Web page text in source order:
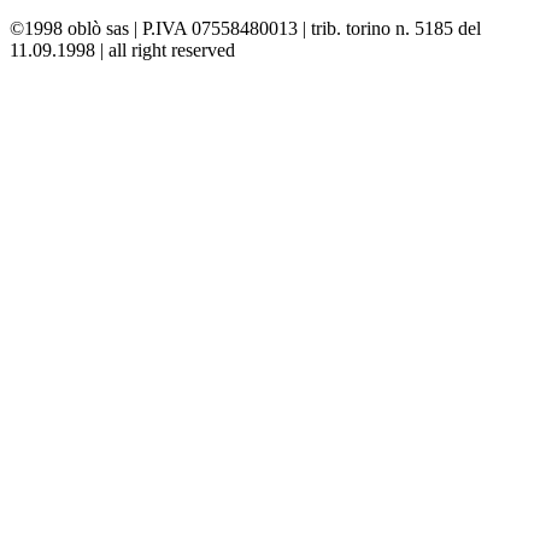
©1998 oblò sas | P.IVA 07558480013 | trib. torino n. 5185 del
11.09.1998 | all right reserved